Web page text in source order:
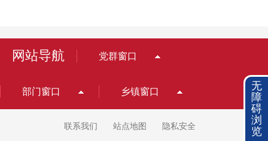
网站导航 党群窗口
部门窗口 乡镇窗口
联系我们 站点地图 隐私安全
无
障
碍
浏
览